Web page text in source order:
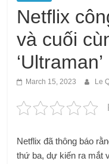
Netflix
và cuối
‘Ultraman’
March 15, 2023 Le
Netflix đã thông báo
thứ ba, dự kiến ​​​​ra mắt